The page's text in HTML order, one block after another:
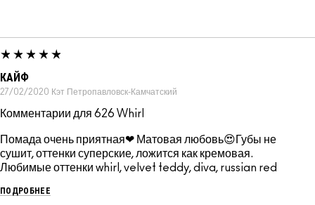
КАЙФ
27/02/2020 Кэт Петропавловск-Камчатский
Комментарии для 626 Whirl
Помада очень приятная❤ Матовая любовь😍Губы не
сушит, оттенки суперские, ложится как кремовая.
Любимые оттенки whirl, velvet teddy, diva, russian red
ПОДРОБНЕЕ